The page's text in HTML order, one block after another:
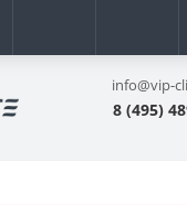
info@vip-
8 (495)